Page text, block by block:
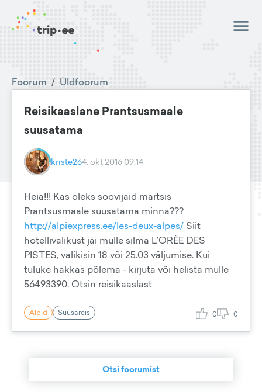
Foorum / Üldfoorum
Reisikaaslane Prantsusmaale
suusatama
kriste264. okt 2016 09:14
Heia!!! Kas oleks soovijaid märtsis
Prantsusmaale suusatama minna???
http://alpiexpress.ee/les-deux-alpes/ Siit
hotellivalikust jäi mulle silma L’ORÈE DES
PISTES, valikisin 18 või 25.03 väljumise. Kui
tuluke hakkas põlema - kirjuta või helista mulle
56493390. Otsin reisikaaslast
Alpid Suusareis 0 0
Otsi foorumist